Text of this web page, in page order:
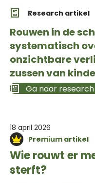
Research artikel
Rouwen in de
systematisch
onzichtbare
zussen van
Ga naar
18 april 2026
Premium artikel
Wie rouwt er
sterft?